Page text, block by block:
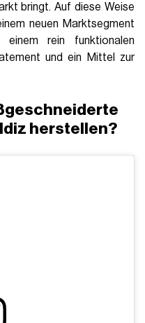
bringt. Auf diese Weise
neuen Marktsegment
einem rein funktionalen
und ein Mittel zur
herstellen?